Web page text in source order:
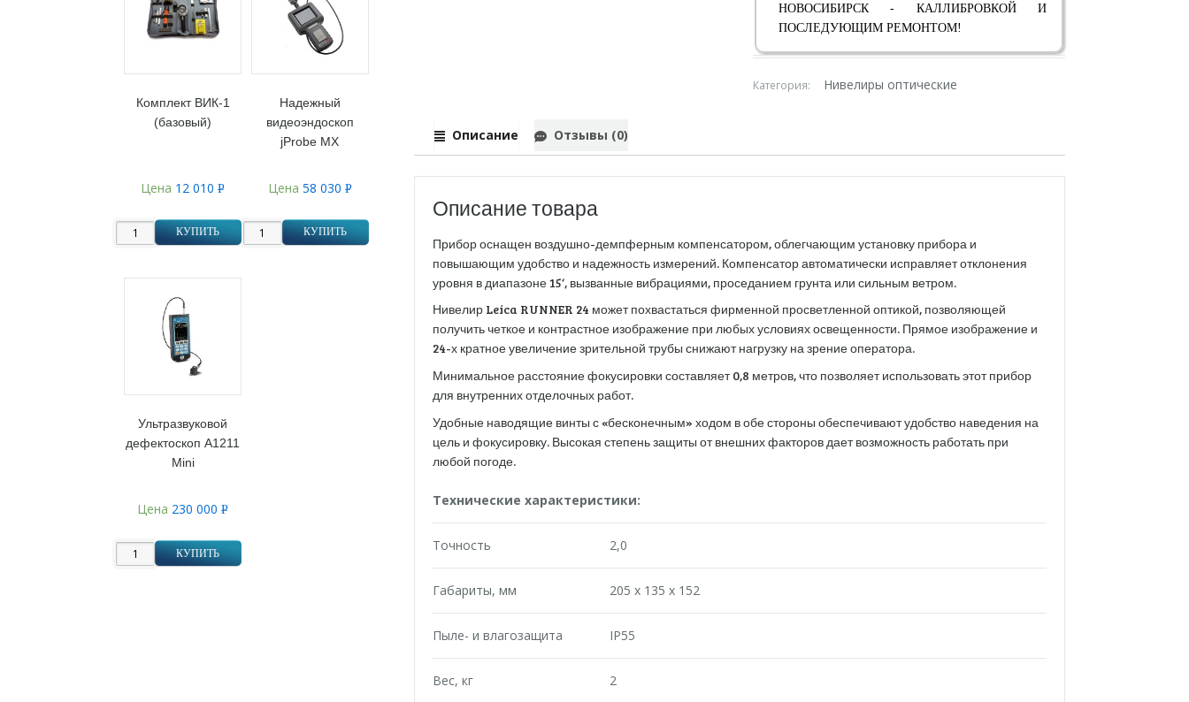
НОВОСИБИРСК - КАЛЛИБРОВКОЙ И
ПОСЛЕДУЮЩИМ РЕМОНТОМ!
Категория: Нивелиры оптические
Описание Отзывы (0)
Описание товара
Прибор оснащен воздушно-демпферным компенсатором, облегчающим установку прибора и
повышающим удобство и надежность измерений. Компенсатор автоматически исправляет отклонения
уровня в диапазоне 15‘, вызванные вибрациями, проседанием грунта или сильным ветром.
Нивелир Leica RUNNER 24 может похвастаться фирменной просветленной оптикой, позволяющей
получить четкое и контрастное изображение при любых условиях освещенности. Прямое изображение и
24-х кратное увеличение зрительной трубы снижают нагрузку на зрение оператора.
Минимальное расстояние фокусировки составляет 0,8 метров, что позволяет использовать этот прибор
для внутренних отделочных работ.
Удобные наводящие винты с «бесконечным» ходом в обе стороны обеспечивают удобство наведения на
цель и фокусировку. Высокая степень защиты от внешних факторов дает возможность работать при
любой погоде.
Технические характеристики:
Точность 2,0
Габариты, мм 205 х 135 х 152
Пыле- и влагозащита IP55
Вес, кг 2
Комплект ВИК-1
(базовый)
Цена 12 010Р
КУПИТЬ
Надежный
видеоэндоскоп
jProbe MX
Цена 58 030 Р
КУПИТЬ
Ультразвуковой
дефектоскоп А1211
Mini
Цена 230 000Р
КУПИТЬ